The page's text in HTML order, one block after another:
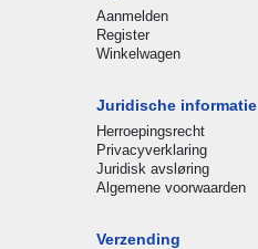
Aanmelden
Register
Winkelwagen
Juridische informatie
Herroepingsrecht
Privacyverklaring
Juridisk avsløring
Algemene voorwaarden
Verzending